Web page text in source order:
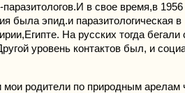
в свое время,в
была эпид.и паразитологическая в
На русских тогда бегали
уровень контактов был, и
мои родители по природным